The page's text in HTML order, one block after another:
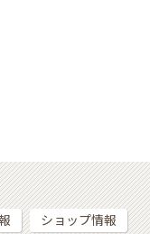
ショップ情報